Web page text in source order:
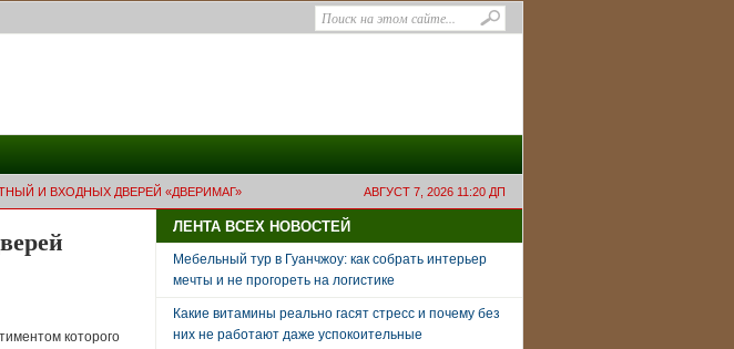
АВГУСТ 7, 2026 11:20 ДП
И ВХОДНЫХ ДВЕРЕЙ «ДВЕРИМАГ»
которого
ЛЕНТА ВСЕХ НОВОСТЕЙ
Мебельный тур в Гуанчжоу: как собрать интерьер
мечты и не прогореть на логистике
Какие витамины реально гасят стресс и почему без
них не работают даже успокоительные